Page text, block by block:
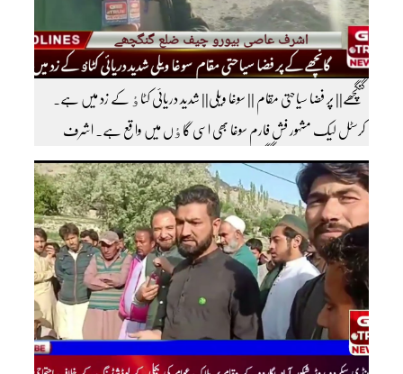
گنگچھے|| پر فضا سیاحتی مقام || سوغا ویلی|| شدید دریائی کٹاٶ کے زد میں ہے۔
کرسٹل لیک مشہور فش فارم سوغا بھی اسی گاٶں میں واقع ہے۔ اشرف
عاصی بیورو چیف ضلع گنگچھے مزید اپڈیٹس دیکھنے کے لئے ہمارے یوٹیوب چینل کو
سبسکرائب کریں